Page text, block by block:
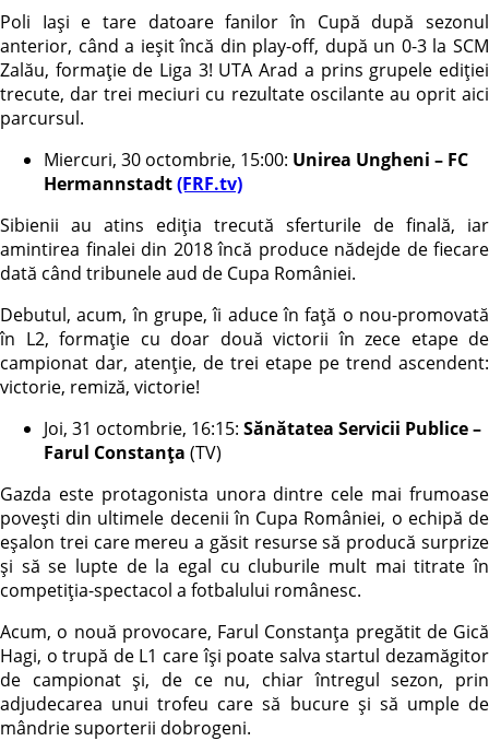
Poli Iași e tare datoare fanilor în Cupă după sezonul
anterior, când a ieșit încă din play-off, după un 0-3 la SCM
Zalău, formație de Liga 3! UTA Arad a prins grupele ediției
trecute, dar trei meciuri cu rezultate oscilante au oprit aici
parcursul.
Miercuri, 30 octombrie, 15:00: Unirea Ungheni – FC
Hermannstadt(FRF.tv)
Sibienii au atins ediția trecută sferturile de finală, iar
amintirea finalei din 2018 încă produce nădejde de fiecare
dată când tribunele aud de Cupa României.
Debutul, acum, în grupe, îi aduce în față o nou-promovată
în L2, formație cu doar două victorii în zece etape de
campionat dar, atenție, de trei etape pe trend ascendent:
victorie, remiză, victorie!
Joi, 31 octombrie, 16:15: Sănătatea Servicii Publice –
Farul Constanța (TV)
Gazda este protagonista unora dintre cele mai frumoase
povești din ultimele decenii în Cupa României, o echipă de
eșalon trei care mereu a găsit resurse să producă surprize
și să se lupte de la egal cu cluburile mult mai titrate în
competiția-spectacol a fotbalului românesc.
Acum, o nouă provocare, Farul Constanța pregătit de Gică
Hagi, o trupă de L1 care își poate salva startul dezamăgitor
de campionat și, de ce nu, chiar întregul sezon, prin
adjudecarea unui trofeu care să bucure și să umple de
mândrie suporterii dobrogeni.